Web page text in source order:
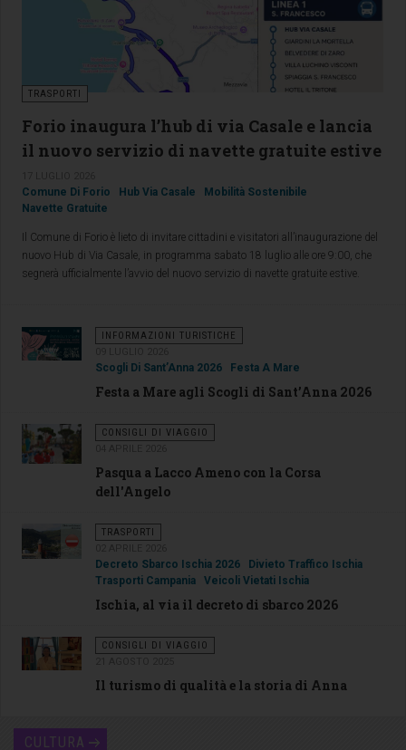
TRASPORTI
Forio inaugura l’hub di via Casale e lancia
il nuovo servizio di navette gratuite estive
Comune Di Forio Hub Via Casale
Mobilità Sostenibile
Navette Gratuite
Il Comune di Forio è lieto di invitare cittadini e visitatori all’inaugurazione del
nuovo Hub di Via Casale, in programma sabato 18 luglio alle ore 9:00, che
segnerà ufficialmente l’avvio del nuovo servizio di navette gratuite estive.
INFORMAZIONI TURISTICHE
Scogli Di Sant’Anna 2026 Festa A Mare
Festa a Mare agli Scogli di Sant’Anna 2026
CONSIGLI DI VIAGGIO
Pasqua a Lacco Ameno con la Corsa
dell'Angelo
TRASPORTI
Decreto Sbarco Ischia 2026
Divieto Traffico Ischia
Trasporti Campania
Veicoli Vietati Ischia
Ischia, al via il decreto di sbarco 2026
CONSIGLI DI VIAGGIO
Il turismo di qualità e la storia di Anna
CULTURA